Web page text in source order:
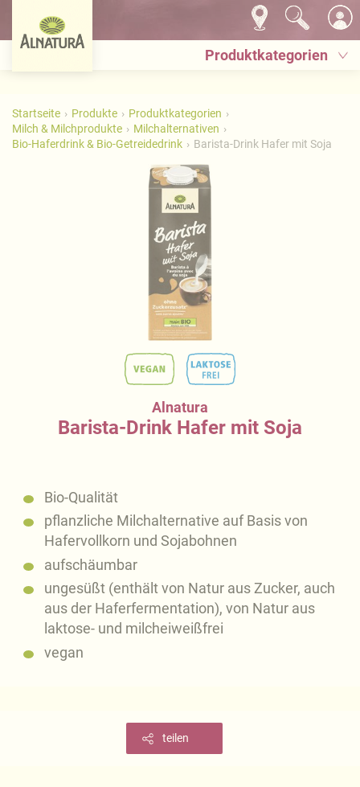
Produktkategorien
Startseite Produkte
Produktkategorien
Milch & Milchprodukte
Milchalternativen
Bio-Haferdrink & Bio-Getreidedrink
Barista-Drink Hafer mit Soja
Alnatura
Barista-Drink Hafer mit Soja
Bio-Qualität
pflanzliche Milchalternative auf Basis von
Hafervollkorn und Sojabohnen
aufschäumbar
ungesüßt (enthält von Natur aus Zucker, auch
aus der Haferfermentation), von Natur aus
laktose- und milcheiweißfrei
vegan
teilen